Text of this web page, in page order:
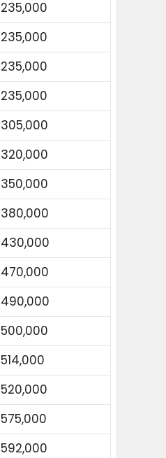
235,000
235,000
235,000
235,000
305,000
320,000
350,000
380,000
430,000
470,000
490,000
500,000
514,000
520,000
575,000
592,000